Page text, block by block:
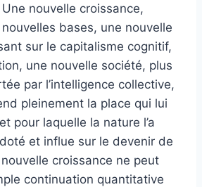
nouvelle croissance,
bases, une nouvelle
sur le capitalisme cognitif,
une nouvelle société, plus
par l’intelligence collective,
pleinement la place qui lui
pour laquelle la nature l’a
et influe sur le devenir de
croissance ne peut
continuation quantitative